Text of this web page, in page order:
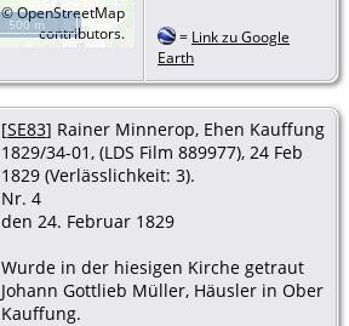
©OpenStreetMap
contributors.
500 m
= Link zu Google
Earth
[SE83] Rainer Minnerop, Ehen Kauffung
1829/34-01, (LDS Film 889977), 24 Feb
1829 (Verlässlichkeit: 3).
Nr. 4
den 24. Februar 1829
Wurde in der hiesigen Kirche getraut
Johann Gottlieb Müller, Häusler in Ober
Kauffung.